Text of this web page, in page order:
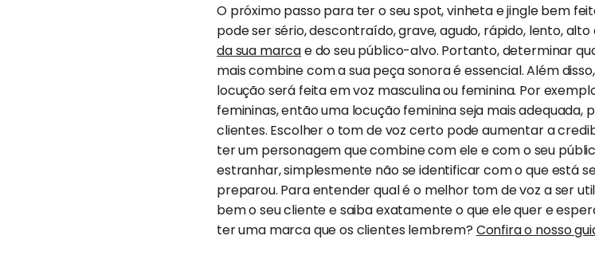
O próximo passo para ter o seu spot, vinheta e jingle bem
pode ser sério, descontraído, grave, agudo, rápido, lento,
da sua marcae do seu público-alvo. Portanto, determinar
mais combine com a sua peça sonora é essencial. Além
locução será feita em voz masculina ou feminina. Por
femininas, então uma locução feminina seja mais adequada,
clientes. Escolher o tom de voz certo pode aumentar a
ter um personagem que combine com ele e com o seu
estranhar, simplesmente não se identificar com o que está
preparou. Para entender qual é o melhor tom de voz a ser
bem o seu cliente e saiba exatamente o que ele quer e
ter uma marca que os clientes lembrem? Confira o nosso